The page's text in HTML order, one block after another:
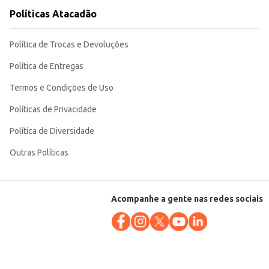
Políticas Atacadão
Política de Trocas e Devoluções
Política de Entregas
Termos e Condições de Uso
Políticas de Privacidade
Política de Diversidade
Outras Políticas
Acompanhe a gente nas redes sociais